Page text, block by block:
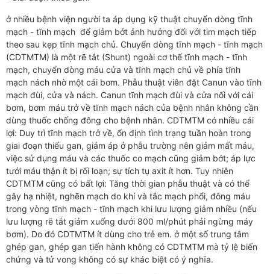
ở nhiều bệnh viện người ta áp dụng kỹ thuật chuyển dòng tĩnh
mạch - tĩnh mạch để giảm bớt ảnh hưởng đối với tim mạch tiếp
theo sau kẹp tĩnh mạch chủ. Chuyển dòng tĩnh mạch - tĩnh mạch
(CDTMTM) là một rẽ tắt (Shunt) ngoài cơ thể tĩnh mạch - tĩnh
mạch, chuyển dòng máu cửa và tĩnh mạch chủ về phía tĩnh
mạch nách nhờ một cái bơm. Phẫu thuật viên đặt Canun vào tĩnh
mạch đùi, cửa và nách. Canun tĩnh mạch đùi và cửa nối với cái
bơm, bơm máu trở về tĩnh mạch nách của bệnh nhân không cần
dùng thuốc chống đông cho bệnh nhân. CDTMTM có nhiều cái
lợi: Duy trì tĩnh mạch trở về, ổn định tình trạng tuần hoàn trong
giai đoạn thiếu gan, giảm áp ở phẫu trường nên giảm mất máu,
việc sử dụng máu và các thuốc co mạch cũng giảm bớt; áp lực
tưới máu thận ít bị rối loạn; sự tích tụ axit ít hơn. Tuy nhiên
CDTMTM cũng có bất lợi: Tăng thời gian phẫu thuật và có thể
gây hạ nhiệt, nghẽn mạch do khí và tắc mạch phổi, đông máu
trong vòng tĩnh mạch - tĩnh mạch khi lưu lượng giảm nhiều (nếu
lưu lượng rẽ tắt giảm xuống dưới 800 ml/phút phải ngừng máy
bơm). Do đó CDTMTM ít dùng cho trẻ em. ở một số trung tâm
ghép gan, ghép gan tiến hành không có CDTMTM mà tỷ lệ biến
chứng và tử vong không có sự khác biệt có ý nghĩa.